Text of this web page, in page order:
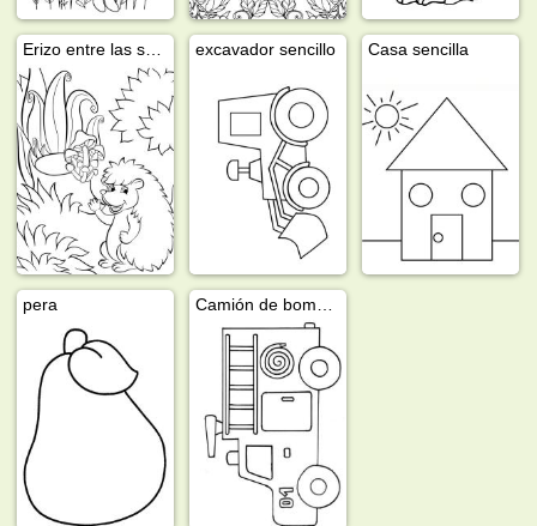
excavador sencillo Casa sencilla
pera